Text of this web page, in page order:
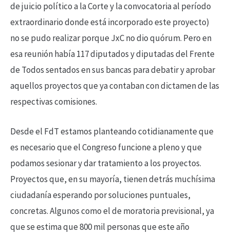
de juicio político a la Corte y la convocatoria al período
extraordinario donde está incorporado este proyecto)
no se pudo realizar porque JxC no dio quórum. Pero en
esa reunión había 117 diputados y diputadas del Frente
de Todos sentados en sus bancas para debatir y aprobar
aquellos proyectos que ya contaban con dictamen de las
respectivas comisiones.
Desde el FdT estamos planteando cotidianamente que
es necesario que el Congreso funcione a pleno y que
podamos sesionar y dar tratamiento a los proyectos.
Proyectos que, en su mayoría, tienen detrás muchísima
ciudadanía esperando por soluciones puntuales,
concretas. Algunos como el de moratoria previsional, ya
que se estima que 800 mil personas que este año